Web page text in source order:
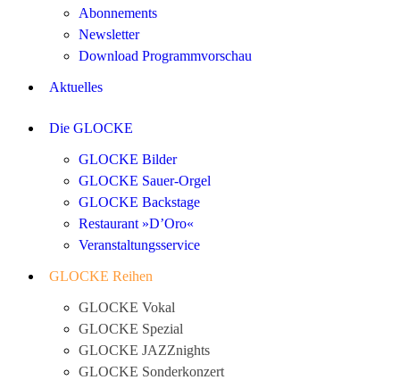
Abonnements
Newsletter
Download Programmvorschau
Aktuelles
Die GLOCKE
GLOCKE Bilder
GLOCKE Sauer-Orgel
GLOCKE Backstage
Restaurant »D’Oro«
Veranstaltungsservice
GLOCKE Reihen
GLOCKE Vokal
GLOCKE Spezial
GLOCKE JAZZnights
GLOCKE Sonderkonzert